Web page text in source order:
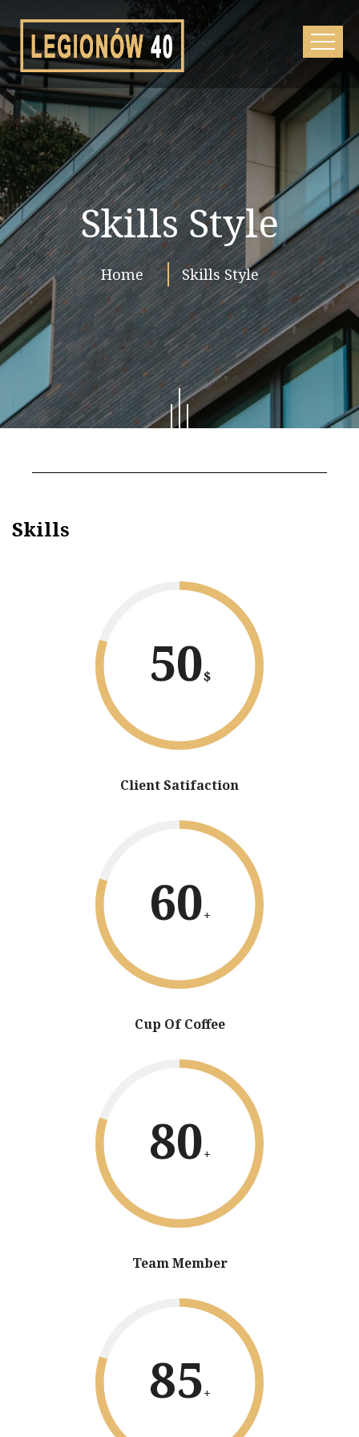
Skills Style
Home Skills Style
Skills
50$
Client Satifaction
60+
Cup Of Coffee
80+
Team Member
85+